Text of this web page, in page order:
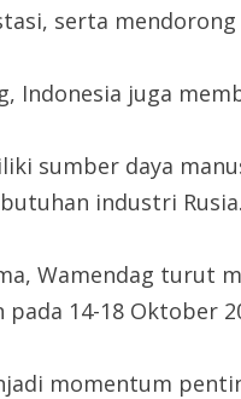
serta
Indonesia juga
sumber daya
industri Rusia.
Wamendag turut
14-18 Oktober
momentum